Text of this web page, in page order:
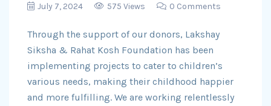
July 7, 2024 575 Views 0 Comments
Through the support of our donors, Lakshay
Siksha & Rahat Kosh Foundation has been
implementing projects to cater to children’s
various needs, making their childhood happier
and more fulfilling. We are working relentlessly